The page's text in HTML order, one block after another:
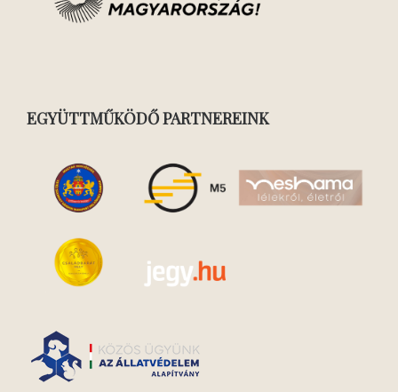
EGYÜTTMŰKÖDŐ PARTNEREINK